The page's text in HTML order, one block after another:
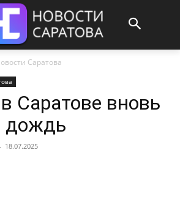
Саратова
Саратове вновь
дождь
18.07.2025